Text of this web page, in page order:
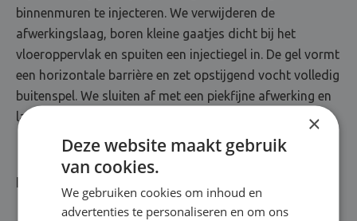
binnenmuren te injecteren. We verwijderen de
afwerkingslaag, boren kleine gaatjes dicht bij het
vloeroppervlak en spuiten een injectiegel in. De gel vormt
een horizontale barrière en zet opstijgend vocht volledig
buitenspel. We sluiten af met een piekfijne afwerking en
laten alles brandschoon achter.
Kelderdrainage
×
Deze website maakt gebruik
van cookies.
We gebruiken cookies om inhoud en
advertenties te personaliseren en om ons